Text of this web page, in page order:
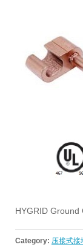
HYGRID
Category: 压接式接